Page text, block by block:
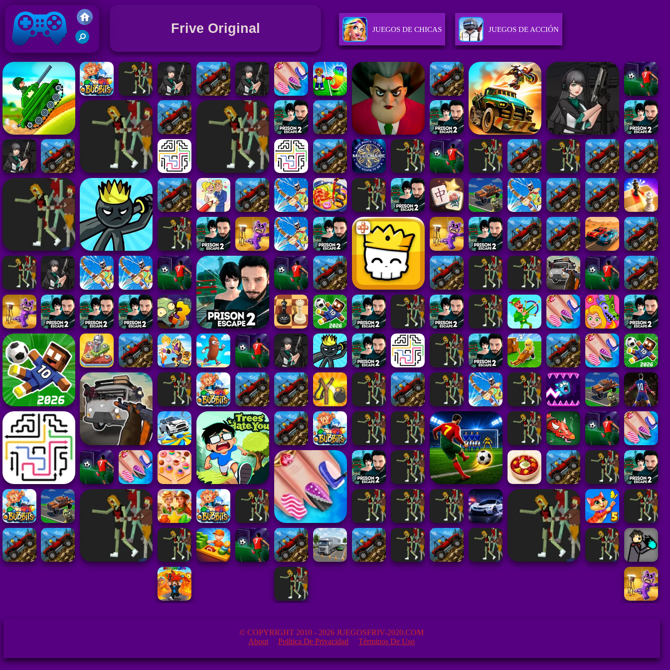
Juegos Friv 2020
Frive Original JUEGOS DE CHICAS JUEGOS DE ACCIÓN
JUEGOS DE CARRERAS JUEGOS DE ESTRATEGIA
JUEGOS DE HABILIDAD JUEGOS DE PUZZLE
JUEGOS DE DEPORTES
© COPYRIGHT 2010 - 2026 JUEGOSFRIV-2020.COM
About
Política De Privacidad Términos De Uso